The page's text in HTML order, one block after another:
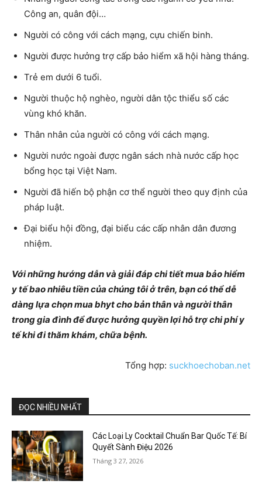
Công an, quân đội…
Người có công với cách mạng, cựu chiến binh.
Người được hưởng trợ cấp bảo hiểm xã hội hàng tháng.
Trẻ em dưới 6 tuổi.
Người thuộc hộ nghèo, người dân tộc thiểu số các
vùng khó khăn.
Thân nhân của người có công với cách mạng.
Người nước ngoài được ngân sách nhà nước cấp học
bổng học tại Việt Nam.
Người đã hiến bộ phận cơ thể người theo quy định của
pháp luật.
Đại biểu hội đồng, đại biểu các cấp nhân dân đương
nhiệm.
Với những hướng dẫn và giải đáp chi tiết mua bảo hiểm
y tế bao nhiêu tiền của chúng tôi ở trên, bạn có thể dễ
dàng lựa chọn mua bhyt cho bản thân và người thân
trong gia đình để được hưởng quyền lợi hỗ trợ chi phí y
tế khi đi thăm khám, chữa bệnh.
Tổng hợp: suckhoechoban.net
ĐỌC NHIỀU NHẤT
Các Loại Ly Cocktail Chuẩn Bar Quốc Tế: Bí
Quyết Sành Điệu 2026
Tháng 3 27, 2026